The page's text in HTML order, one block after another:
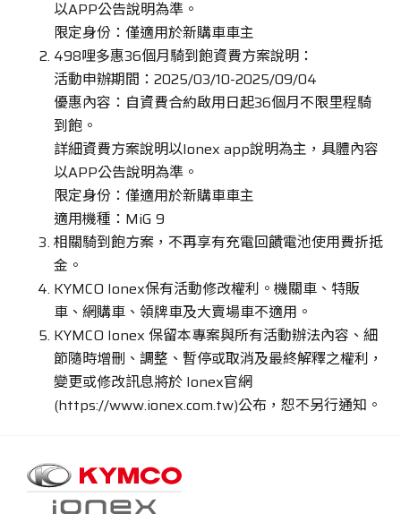
以APP公告說明為準。
限定身份：僅適用於新購車車主
498哩多惠36個月騎到飽資費方案說明：
活動申辦期間：2025/03/10-2025/09/04
優惠內容：自資費合約啟用日起36個月不限里程騎
到飽。
詳細資費方案說明以Ionex app說明為主，具體內容
以APP公告說明為準。
限定身份：僅適用於新購車車主
適用機種：MiG 9
相關騎到飽方案，不再享有充電回饋電池使用費折抵
金。
KYMCO Ionex保有活動修改權利。機關車、特販
車、網購車、領牌車及大賣場車不適用。
KYMCO Ionex 保留本專案與所有活動辦法內容、細
節隨時增刪、調整、暫停或取消及最終解釋之權利，
變更或修改訊息將於 Ionex官網
(https://www.ionex.com.tw)公布，恕不另行通知。